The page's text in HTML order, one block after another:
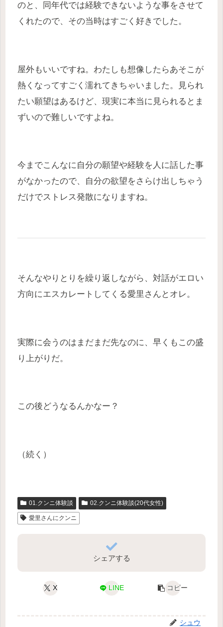
のと、同年代では経験できないような事をさせて
くれたので、その当時はすごく好きでした。
屋外もいいですね。わたしも想像したらあそこが
熱くなってすごく濡れてきちゃいました。見られ
たい願望はあるけど、現実に本当に見られるとま
ずいので難しいですよね。
今までこんなに自分の願望や経験を人に話した事
がなかったので、自分の欲望をさらけ出しちゃう
だけでストレス発散になりますね。
そんなやりとりを繰り返しながら、対話がエロい
方向にエスカレートしてくる愛里さんとオレ。
実際に会うのはまだまだ先なのに、早くもこの盛
り上がりだ。
この後どうなるんかなー？
（続く）
01.クンニ体験談 02.クンニ体験談(20代女性)
愛里さんにクンニ
シェアする
X LINE コピー
シュウ